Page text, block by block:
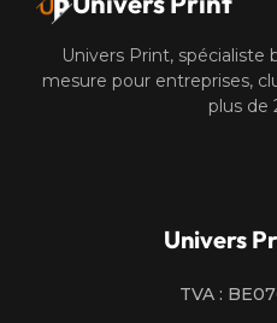
Univers Print, spécialiste
mesure pour entreprises,
plus de
Univers
TVA :